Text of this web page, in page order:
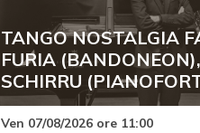
TANGO NOSTALGIA
FURIA
SCHIRRU
Ven 07/08/2026 ore 11:00